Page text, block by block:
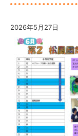
2026年5月27日